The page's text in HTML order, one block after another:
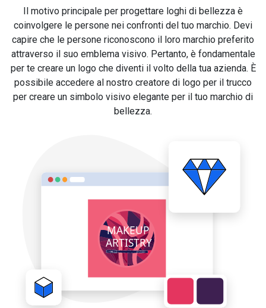
Il motivo principale per progettare loghi di bellezza è
coinvolgere le persone nei confronti del tuo marchio. Devi
capire che le persone riconoscono il loro marchio preferito
attraverso il suo emblema visivo. Pertanto, è fondamentale
per te creare un logo che diventi il volto della tua azienda. È
possibile accedere al nostro creatore di logo per il trucco
per creare un simbolo visivo elegante per il tuo marchio di
bellezza.